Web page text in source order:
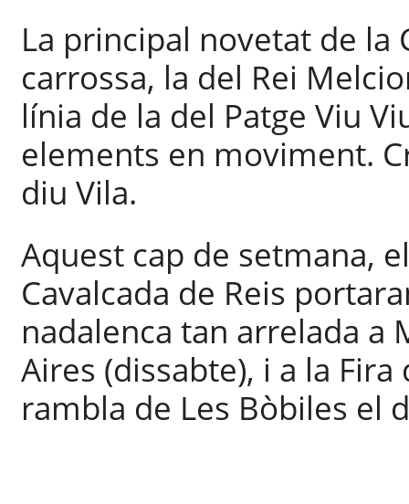
La principal novetat de la
carrossa, la del Rei
línia de la del Patge Viu
elements en moviment.
diu Vila.
Aquest cap de setmana,
Cavalcada de Reis
nadalenca tan arrelada a
Aires (dissabte), i a la
rambla de Les Bòbiles el